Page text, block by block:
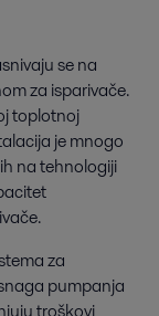
se na
za isparivače.
toplotnoj
je mnogo
na tehnologiji
za
pumpanja